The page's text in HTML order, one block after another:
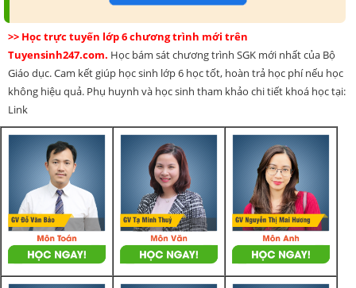
>> Học trực tuyến lớp 6 chương trình mới trên
Tuyensinh247.com. Học bám sát chương trình SGK mới nhất của Bộ
Giáo dục. Cam kết giúp học sinh lớp 6 học tốt, hoàn trả học phí nếu học
không hiệu quả. Phụ huynh và học sinh tham khảo chi tiết khoá học tại:
Link